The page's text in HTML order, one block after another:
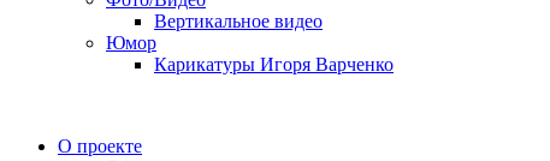
Вертикальное видео
Юмор
Карикатуры Игоря Варченко
О проекте